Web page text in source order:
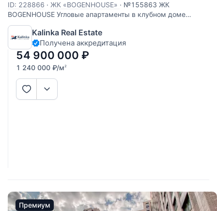
ID: 228866 · ЖК «BOGENHOUSE» · №155863 ЖК
BOGENHOUSE Угловые апартаменты в клубном доме
премиум-класса «BogenHouse» с отделкой White Box.
Возможная планировка: просторная кухня-гостиная,
спальня и ванная комната. Апартамент оснащен
современными инженерными системами,
Kalinka Real Estate
Получена аккредитация
54 900 000 ₽
1 240 000 ₽/м2
Премиум